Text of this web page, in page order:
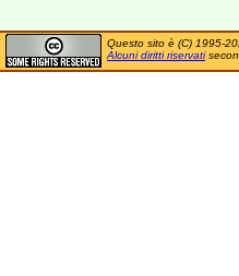
Questo sito è (C) 1995-
Alcuni diritti riservati